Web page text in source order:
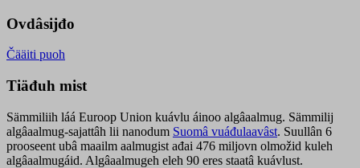
Ovdâsijđo
Čääiti puoh
Tiäđuh mist
Sämmiliih láá Euroop Union kuávlu áinoo algâaalmug. Sämmilij
algâaalmug-sajattâh lii nanodum Suomâ vuáđulaavâst. Suullân 6
prooseent ubâ maailm aalmugist ađai 476 miljovn olmožid kuleh
algâaalmugáid. Algâaalmugeh eleh 90 eres staatâ kuávlust.